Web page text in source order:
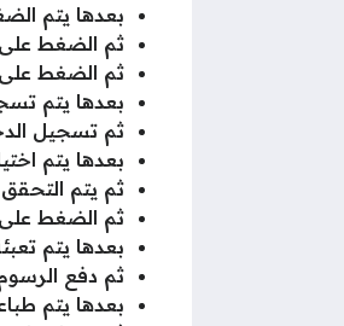
بعدها يتم
ثم الضغط على
ثم الضغط على
بعدها يتم
ثم تسجيل
بعدها يتم
ثم يتم
ثم الضغط
بعدها يتم
ثم دفع
بعدها يتم